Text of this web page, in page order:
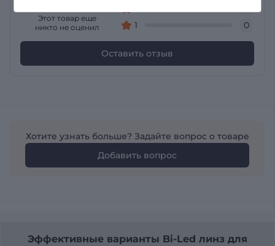
Этот товар еще
никто не оценил
1
0
Оставить отзыв
Хотите узнать больше? Задайте вопрос о товаре
Добавить вопрос
Эффективные варианты Bi-Led линз для